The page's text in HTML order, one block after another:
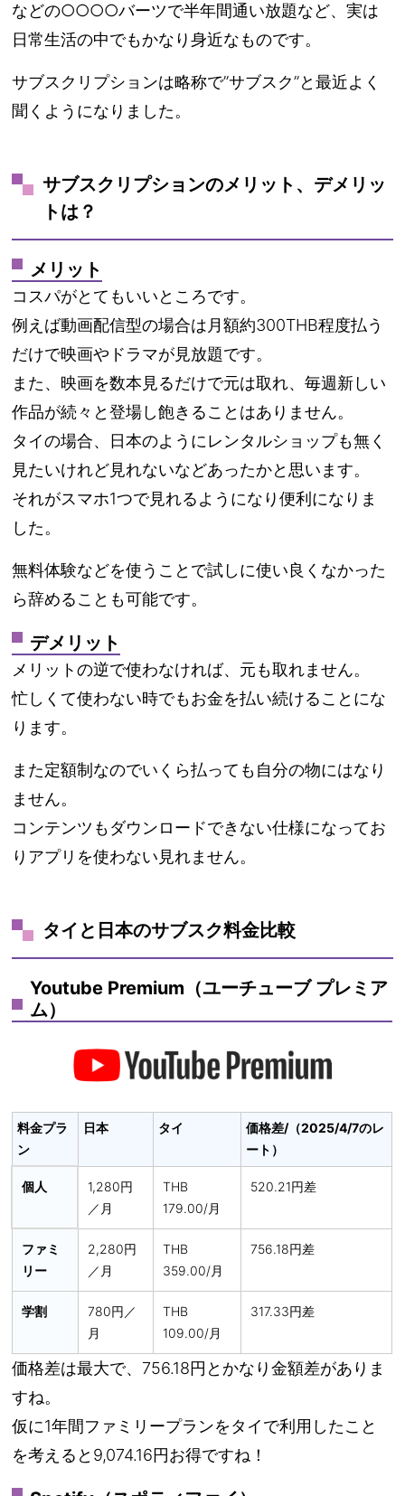
などの○○○○バーツで半年間通い放題など、実は
日常生活の中でもかなり身近なものです。
サブスクリプションは略称で”サブスク”と最近よく
聞くようになりました。
サブスクリプションのメリット、デメリッ
トは？
メリット
コスパがとてもいいところです。
例えば動画配信型の場合は月額約300THB程度払う
だけで映画やドラマが見放題です。
また、映画を数本見るだけで元は取れ、毎週新しい
作品が続々と登場し飽きることはありません。
タイの場合、日本のようにレンタルショップも無く
見たいけれど見れないなどあったかと思います。
それがスマホ1つで見れるようになり便利になりま
した。
無料体験などを使うことで試しに使い良くなかった
ら辞めることも可能です。
デメリット
メリットの逆で使わなければ、元も取れません。
忙しくて使わない時でもお金を払い続けることにな
ります。
また定額制なのでいくら払っても自分の物にはなり
ません。
コンテンツもダウンロードできない仕様になってお
りアプリを使わない見れません。
タイと日本のサブスク料金比較
Youtube Premium（ユーチューブ プレミア
ム）
料金プラ
ン
日本 タイ
価格差/（2025/4/7のレ
ート）
個人
1,280円
／月
THB
179.00/月
520.21円差
ファミ
リー
2,280円
／月
THB
359.00/月
756.18円差
学割
780円／
月
THB
109.00/月
317.33円差
価格差は最大で、756.18円とかなり金額差がありま
すね。
仮に1年間ファミリープランをタイで利用したこと
を考えると9,074.16円お得ですね！